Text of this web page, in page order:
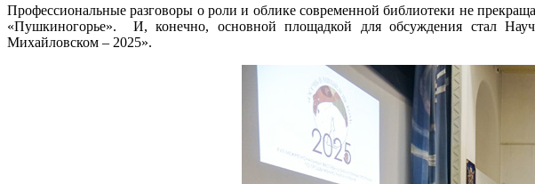
Профессиональные разговоры о роли и облике современной библиотеки не
«Пушкиногорье». И, конечно, основной площадкой для обсуждения стал
Михайловском – 2025».